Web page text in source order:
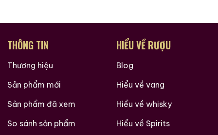
THÔNG TIN
Thương hiệu
Sản phẩm mới
Sản phẩm đã xem
So sánh sản phẩm
HIỂU VỀ RƯỢU
Blog
Hiểu về vang
Hiểu về whisky
Hiểu về Spirits